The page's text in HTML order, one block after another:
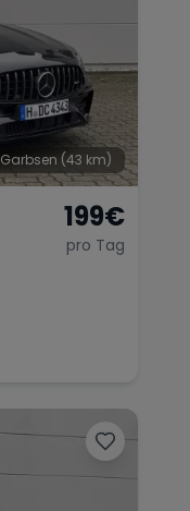
Garbsen (43 km)
199€
pro Tag